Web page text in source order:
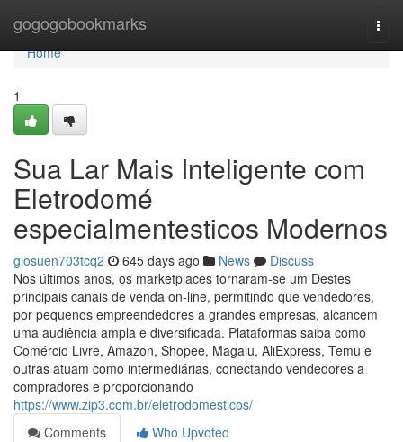
gogogobookmarks
Home
Home
1
Sua Lar Mais Inteligente com
Eletrodomé
especialmentesticos Modernos
giosuen703tcq2 645 days ago News
Discuss
Nos últimos anos, os marketplaces tornaram-se um Destes
principais canais de venda on-line, permitindo que vendedores,
por pequenos empreendedores a grandes empresas, alcancem
uma audiência ampla e diversificada. Plataformas saiba como
Comércio Livre, Amazon, Shopee, Magalu, AliExpress, Temu e
outras atuam como intermediárias, conectando vendedores a
compradores e proporcionando
https://www.zip3.com.br/eletrodomesticos/
Comments
Who Upvoted